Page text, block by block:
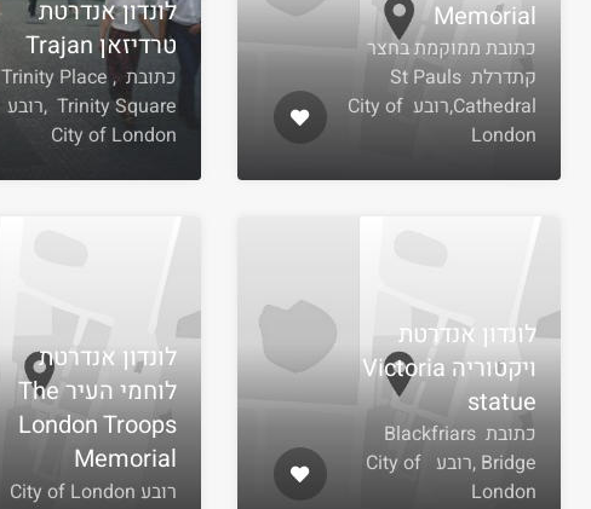
Memorial
כתובת ממוקמת בחצר
קתדרלת St Pauls
Cathedral,רובע City of
London
לונדון אנדרטת
טרדיזאן Trajan
כתובת Trinity Place ,
Trinity Square ,רובע
City of London
לונדון אנדרטת
ויקטוריה Victoria
statue
כתובת Blackfriars
Bridge ,רובע City of
London
לונדון אנדרטת
לוחמי העיר The
London Troops
Memorial
רובע City of London